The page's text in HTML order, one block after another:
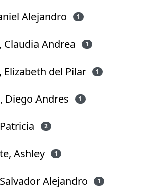
Alejandro 1
Andrea 1
del Pilar 1
Diego Andres 1
2
Ashley 1
Alejandro 1